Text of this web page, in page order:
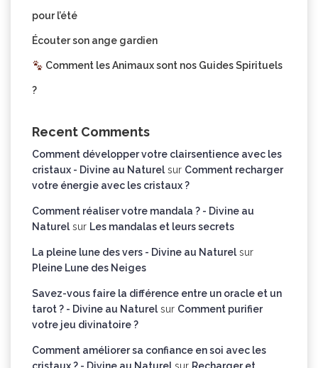
pour l’été
Écouter son ange gardien
Comment les Animaux sont nos Guides Spirituels
?
Recent Comments
Comment développer votre clairsentience avec les
cristaux - Divine au Naturelsur Comment recharger
votre énergie avec les cristaux ?
Comment réaliser votre mandala ? - Divine au
Naturelsur Les mandalas et leurs secrets
La pleine lune des vers - Divine au Naturelsur
Pleine Lune des Neiges
Savez-vous faire la différence entre un oracle et un
tarot ? - Divine au Naturelsur Comment purifier
votre jeu divinatoire ?
Comment améliorer sa confiance en soi avec les